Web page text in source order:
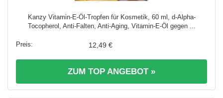
Kanzy Vitamin-E-Öl-Tropfen für Kosmetik, 60 ml, d-Alpha-
Tocopherol, Anti-Falten, Anti-Aging, Vitamin-E-Öl gegen ...
12,49 €
ZUM TOP ANGEBOT »